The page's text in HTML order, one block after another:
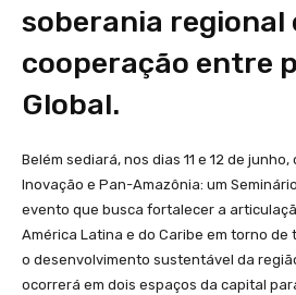
soberania regional
cooperação entre
Global.
Belém sediará, nos dias 11 e 12 de junho,
Inovação e Pan-Amazônia: um
evento que busca fortalecer a
América Latina e do Caribe em torno
o desenvolvimento sustentável da
ocorrerá em dois espaços da capital